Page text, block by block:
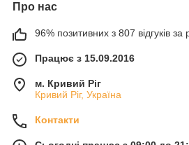
Про нас
96% позитивних з 807 відгуків за
Працює з 15.09.2016
м. Кривий Ріг
Кривий Ріг, Україна
Контакти